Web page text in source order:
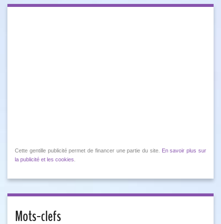
Cette gentille publicité permet de financer une partie du site.
En savoir plus sur
la publicité et les cookies
Mots-clefs